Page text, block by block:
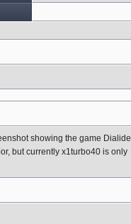
showing the game Dialide
but currently x1turbo40 is only